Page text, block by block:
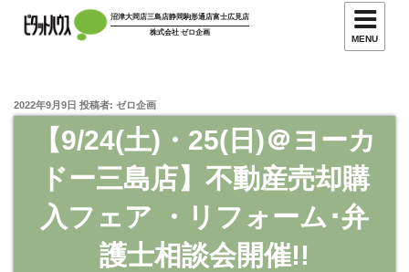
沼津大岡店三島店静岡駒形通店富士広見店
株式会社 ゼロ企画
MENU
2022年9月9日 投稿者: ゼロ企画
【9/24(土)・25(日)＠ヨーカ
ドー三島店】不動産売却購
入フェア ・リフォーム･弁
護士相談会開催!!